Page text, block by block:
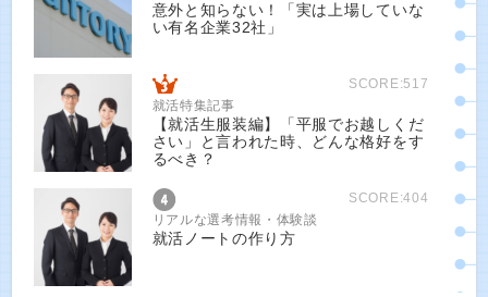
意外と知らない！「実は上場していな
い有名企業32社」
SCORE:517
就活特集記事
【就活生服装編】「平服でお越しくだ
さい」と言われた時、どんな格好をす
るべき？
SCORE:404
リアルな選考情報・体験談
就活ノートの作り方